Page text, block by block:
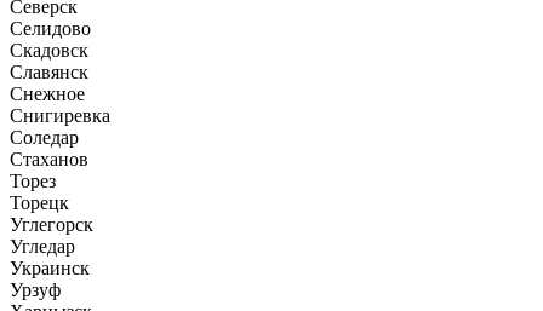
Северск
Селидово
Скадовск
Славянск
Снежное
Снигиревка
Соледар
Стаханов
Торез
Торецк
Углегорск
Угледар
Украинск
Урзуф